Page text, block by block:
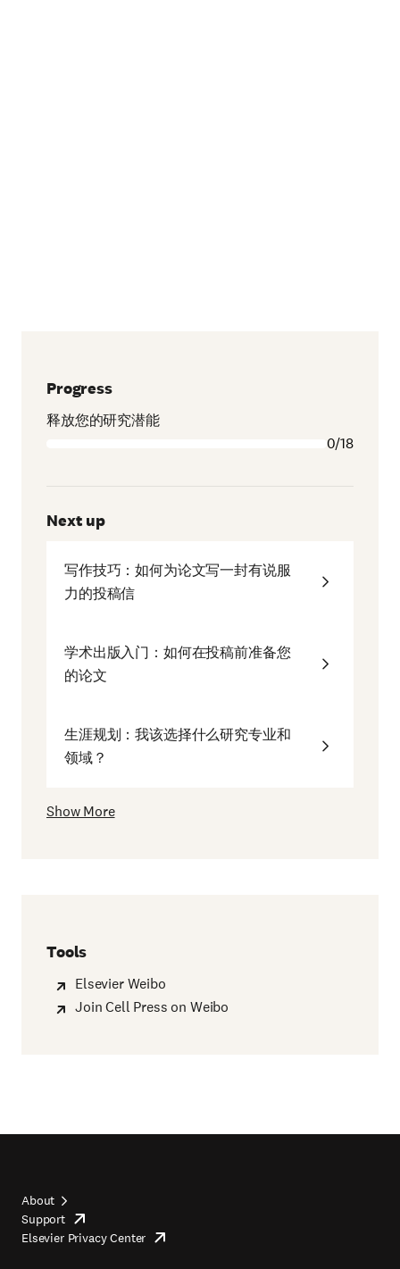
Progress
释放您的研究潜能
0/18
Next up
写作技巧：如何为论文写一封有说服
力的投稿信
学术出版入门：如何在投稿前准备您
的论文
生涯规划：我该选择什么研究专业和
领域？
Show More
Tools
Elsevier Weibo
Join Cell Press on Weibo
Footer
About
Supportopens
in
Elsevier Privacy Center opens